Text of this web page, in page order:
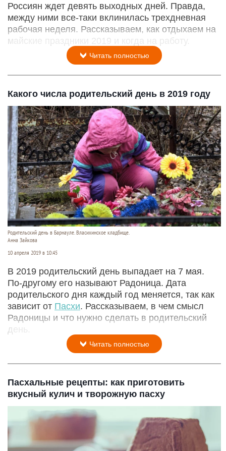
Россиян ждет девять выходных дней. Правда,
между ними все-таки вклинилась трехдневная
рабочая неделя. Рассказываем, как отдыхаем на
майские праздники 2019 и когда на работу.
Читать полностью
Какого числа родительский день в 2019 году
Родительский день в Барнауле. Власихинское кладбище.
Анна Зайкова
10 апреля 2019 в 10:45
В 2019 родительский день выпадает на 7 мая.
По-другому его называют Радоница. Дата
родительского дня каждый год меняется, так как
зависит от Пасхи. Рассказываем, в чем смысл
Радоницы и что нужно сделать в родительский
день.
Читать полностью
Пасхальные рецепты: как приготовить
вкусный кулич и творожную пасху